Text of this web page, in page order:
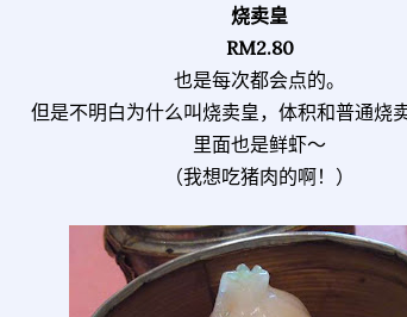
烧卖皇
RM2.80
也是每次都会点的。
但是不明白为什么叫烧卖皇，体积和普通烧
里面也是鲜虾～
（我想吃猪肉的啊！）